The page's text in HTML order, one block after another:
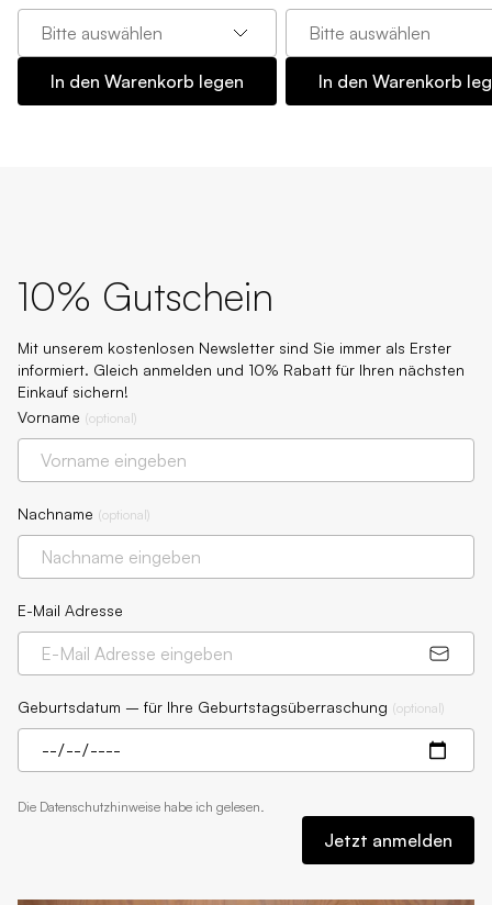
Bitte auswählen
In den Warenkorb legen
Bitte auswählen
In den Warenkorb
10% Gutschein
Mit unserem kostenlosen Newsletter sind Sie immer als Erster
informiert. Gleich anmelden und 10% Rabatt für Ihren nächsten
Einkauf sichern!
Vorname (optional)
Nachname (optional)
E-Mail Adresse
Geburtsdatum – für Ihre Geburtstagsüberraschung (optional)
Die Datenschutzhinweise habe ich gelesen.
Jetzt anmelden